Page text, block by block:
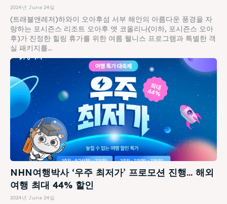
2024년 June 24일
(트래블앤레저)하와이 오아후섬 서부 해안의 아름다운 풍경을 자
랑하는 포시즌스 리조트 오아후 앳 코올리나(이하, 포시즌스 오아
후)가 진정한 힐링 휴가를 위한 여름 웰니스 프로그램과 특별한 객
실 패키지를...
NHN여행박사 ‘우주 최저가’ 프로모션 진행… 해외
여행 최대 44% 할인
2024년 June 24일